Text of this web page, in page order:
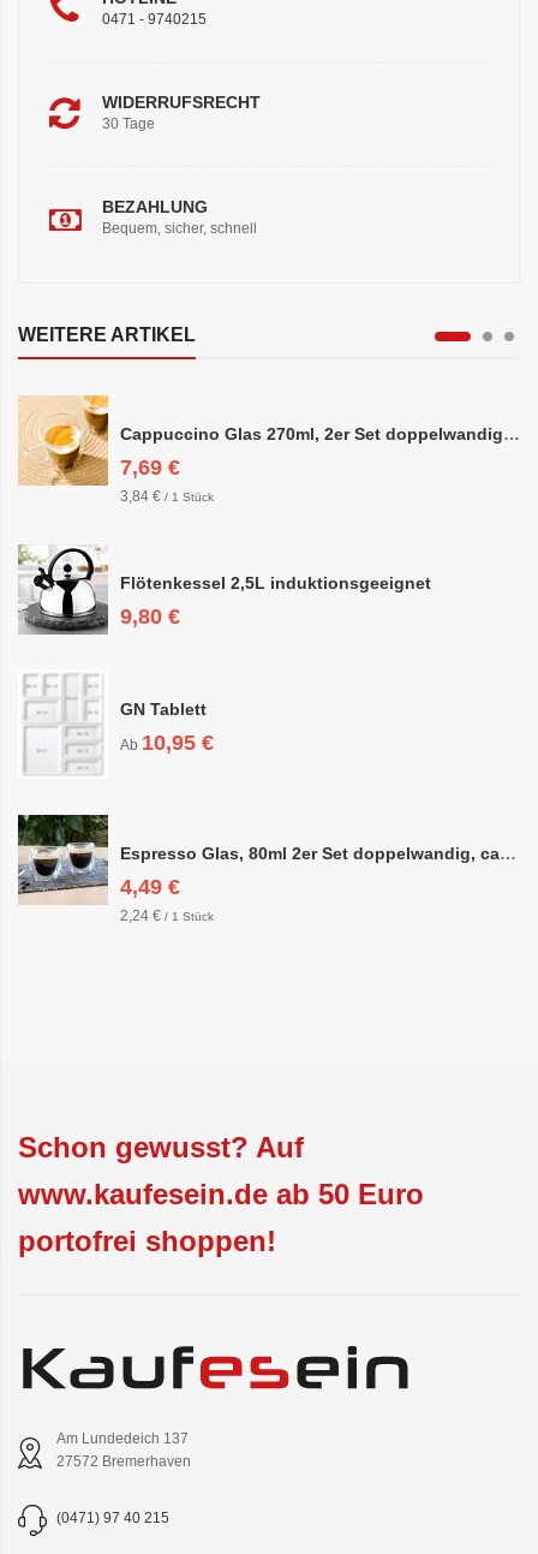
0471 - 9740215
WIDERRUFSRECHT
30 Tage
BEZAHLUNG
Bequem, sicher, schnell
WEITERE ARTIKEL
Cappuccino Glas 270ml, 2er Set doppelwandig, ca. 8,5 x 10cm
7,69 €
3,84 € / 1 Stück
Flötenkessel 2,5L induktionsgeeignet
9,80 €
GN Tablett
Ab 10,95 €
Espresso Glas, 80ml 2er Set doppelwandig, ca. 6,3 x 6,4cm
4,49 €
2,24 € / 1 Stück
Schon gewusst? Auf
www.kaufesein.de ab 50 Euro
portofrei shoppen!
Am Lundedeich 137
27572 Bremerhaven
(0471) 97 40 215